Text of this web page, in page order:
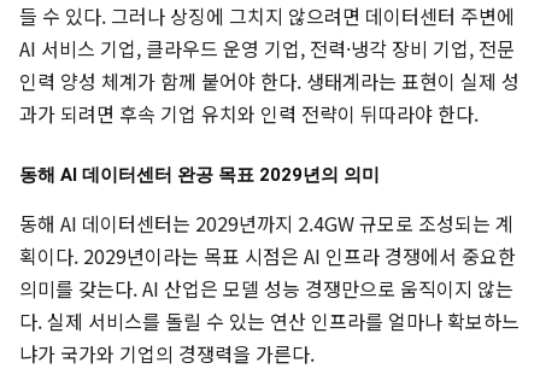
들 수 있다. 그러나 상징에 그치지 않으려면 데이터센터 주변에
AI 서비스 기업, 클라우드 운영 기업, 전력·냉각 장비 기업, 전문
인력 양성 체계가 함께 붙어야 한다. 생태계라는 표현이 실제 성
과가 되려면 후속 기업 유치와 인력 전략이 뒤따라야 한다.
동해 AI 데이터센터 완공 목표 2029년의 의미
동해 AI 데이터센터는 2029년까지 2.4GW 규모로 조성되는 계
획이다. 2029년이라는 목표 시점은 AI 인프라 경쟁에서 중요한
의미를 갖는다. AI 산업은 모델 성능 경쟁만으로 움직이지 않는
다. 실제 서비스를 돌릴 수 있는 연산 인프라를 얼마나 확보하느
냐가 국가와 기업의 경쟁력을 가른다.